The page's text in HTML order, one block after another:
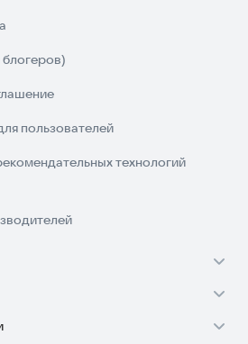
пользователей
технологий